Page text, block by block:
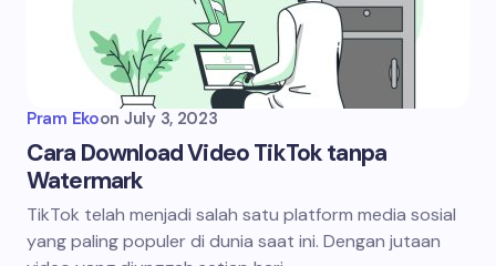
Pram Ekoon July 3, 2023
Cara Download Video TikTok tanpa
Watermark
TikTok telah menjadi salah satu platform media sosial
yang paling populer di dunia saat ini. Dengan jutaan